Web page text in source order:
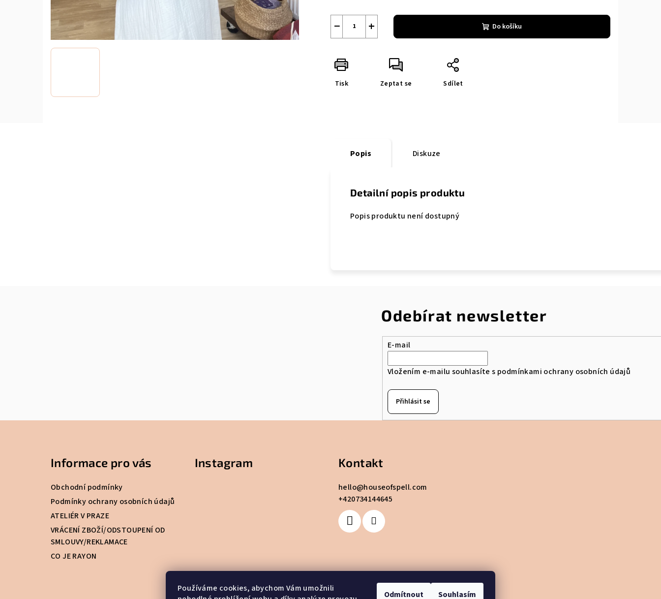
Používáme cookies, abychom Vám umožnili
Odmítnout Souhlasím
+
− Do košíku
Tisk Zeptat se Sdílet
Popis Diskuze
Detailní popis produktu
Popis produktu není dostupný
Odebírat newsletter
E-mail
Vložením e-mailu souhlasíte s podmínkami ochrany osobních údajů
Přihlásit se
Informace pro vás
Obchodní podmínky
Podmínky ochrany osobních údajů
ATELIÉR V PRAZE
VRÁCENÍ ZBOŽÍ/ODSTOUPENÍ OD
SMLOUVY/REKLAMACE
CO JE RAYON
Instagram Kontakt
hello@houseofspell.com
+420734144645